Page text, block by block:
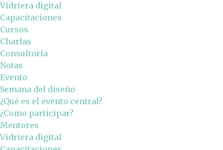
Vidriera digital
Capacitaciones
Cursos
Charlas
Consultoría
Notas
Evento
Semana del diseño
¿Qué es el evento central?
¿Como participar?
Mentores
Vidriera digital